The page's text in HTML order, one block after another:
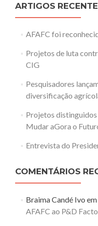
ARTIGOS
AFAFC foi
Projetos de luta
CIG
Pesquisadores
diversificação
Projetos
Mudar aGora o
Entrevista do
COMENTÁRIOS
Braima Candé Ivo em
AFAFC ao P&D